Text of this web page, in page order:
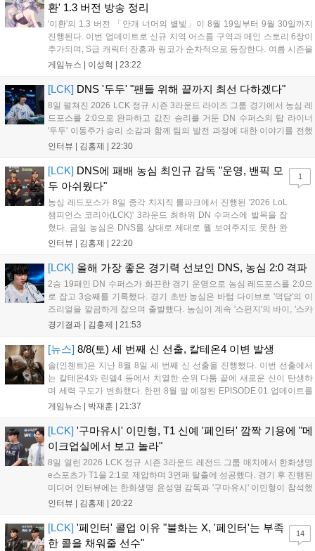
환' 1.3 버전 방송 정리
'이환'의 1.3 버전 「안개 너머의 별빛」이 8월 19일부터 9월 30일까지
진행된다. 이번 업데이트로 신규 지역 어스름 구역과 메인 스토리 6장이
추가되며, S급 캐릭터 잔홍과 링코가 순차적으로 등장한다. 여름 시즌을
맞아 비치발리볼, 수상 오토바이 등 다채로운 이벤트가 열리고, 캐릭터
가능한 교환 코드 3종이 제공되며, 상세 일정은 공식 채널을 통해 확인할
수 있다....
게임뉴스 | 이성혁 23:22
[LCK] DNS '두두' "팬들 위해 끝까지 최선 다하겠다"
8일 펼쳐진 2026 LCK 정규 시즌 3라운드 라이즈 그룹 경기에서 농심 레
드포스를 2:0으로 완파하고 값진 승리를 거둔 DN 수퍼스의 탑 라이너
'두두' 이동주가 승리 소감과 함께 팀의 발전 과정에 대한 이야기를 전했
다. 먼저 오랜만의 2:0 완승에 대해 '두두'는 "진짜 오랜만에 거둔 2:0 승
인터뷰 | 김홍제 22:30
[LCK] DNS에 패배 농심 최인규 감독 "운영, 밴픽 모
두 아쉬웠다"
농심 레드포스가 8일 종각 치지직 롤파크에서 진행된 '2026 LoL
챔피언스 코리아(LCK)' 3라운드 최하위 DN 수퍼스에 발목을 잡
혔다. 금일 농심은 DNS를 상대로 제대로 뭘 보여주지도 못한 완
패를 당하고 말았다. 이하 농심 레드포스 최인규 감독과 '리헨즈'
인규 감독 : 모든 경...
인터뷰 | 김홍제 22:20
1
[LCK] 올해 가장 좋은 경기력 선보인 DNS, 농심 2:0 격파
2승 19패인 DN 수퍼스가 화끈한 경기 운영으로 농심 레드포스를 2:0으
로 잡고 3승째를 기록했다. 경기 초반 농심은 바텀 다이브로 '덕담'의 이
즈리얼을 깔끔하게 잡으며 출발했다. 농심이 계속 '스펀지'의 바이, '스카
웃'의 신드라가 맹활약하며 초반부터 잡은 주도권을 계속 잘 굴렸다.
었...
경기결과 | 김홍제 21:53
[뉴스] 8/8(토) 세 번째 신 선출, 칼테온4 이변 발생
솔(인챈트)은 지난 8월 8일 세 번째 신 선출을 진행했다. 이번 선출에서
는 칼테온4와 린델4 등에서 치열한 순위 다툼 끝에 새로운 신이 탄생하
며 세력 구도가 변화했다. 한편 8월 말 예정된 EPISODE 01 업데이트를
통해 월드 콘텐츠가 추가될 예정이며, 이를 통해 추후 주신 및 절대신에
더욱 가속화될 전망이다....
게임뉴스 | 박재훈 21:37
[LCK] '구마유시' 이민형, T1 신예 '페인터' 깜짝 기용에 "메
이크업실에서 보고 놀라"
8일 열린 2026 LCK 정규 시즌 3라운드 레전드 그룹 매치에서 한화생명
e스포츠가 T1을 2:1로 제압하며 3연패 탈출에 성공했다. 경기 후 진행된
미디어 인터뷰에는 한화생명 윤성영 감독과 '구마유시' 이민형이 참석했
다. 먼저 승리 소감에 대해 윤성영 감독은 "오랜만에 승리해 기분이 좋고,
인터뷰 | 김홍제 20:22
[LCK] '페인터' 콜업 이유 "불화는 X, '페인터'는 부족
한 콜을 채워줄 선수"
14